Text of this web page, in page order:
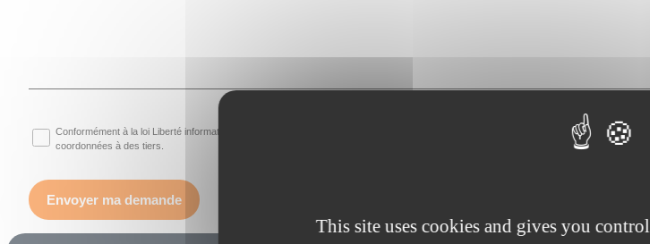
This site uses cookies and gives you
Conformément à la loi Liberté informatique, les personnes physiques sont informées du droit d'accès et de rectification aux données
coordonnées à des tiers.